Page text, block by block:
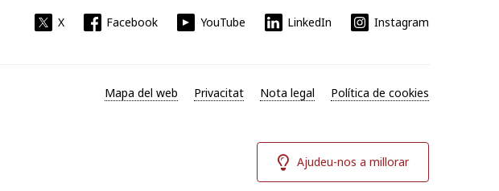
X Facebook YouTube LinkedIn Instagram
Mapa del web Privacitat Nota legal Política de cookies
Ajudeu-nos a millorar